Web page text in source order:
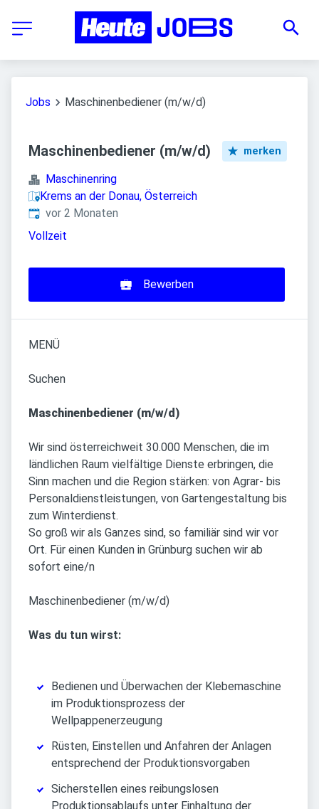
Jobs Maschinenbediener (m/w/d)
Maschinenbediener (m/w/d) merken
Maschinenring
Krems an der Donau, Österreich
Veröffentlicht:
vor 2 Monaten
Vollzeit
Bewerben
MENÜ
Suchen
Maschinenbediener (m/w/d)
Wir sind österreichweit 30.000 Menschen, die im
ländlichen Raum vielfältige Dienste erbringen, die
Sinn machen und die Region stärken: von Agrar- bis
Personaldienstleistungen, von Gartengestaltung bis
zum Winterdienst.
So groß wir als Ganzes sind, so familiär sind wir vor
Ort. Für einen Kunden in Grünburg suchen wir ab
sofort eine/n
Maschinenbediener (m/w/d)
Was du tun wirst:
Bedienen und Überwachen der Klebemaschine
im Produktionsprozess der
Wellpappenerzeugung
Rüsten, Einstellen und Anfahren der Anlagen
entsprechend der Produktionsvorgaben
Sicherstellen eines reibungslosen
Produktionsablaufs unter Einhaltung der